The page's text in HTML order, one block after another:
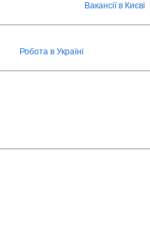
Вакансії в Києві
Робота в Україні